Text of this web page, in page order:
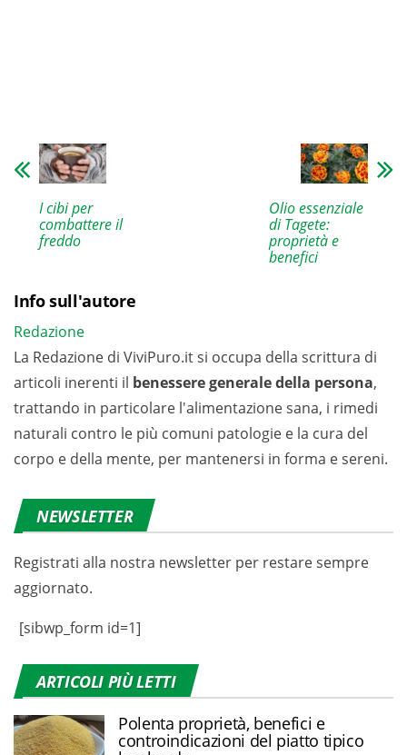
I cibi per
combattere il
freddo
Olio essenziale
di Tagete:
proprietà e
benefici
Info sull'autore
Redazione
La Redazione di ViviPuro.it si occupa della scrittura di
articoli inerenti il benessere generale della persona,
trattando in particolare l'alimentazione sana, i rimedi
naturali contro le più comuni patologie e la cura del
corpo e della mente, per mantenersi in forma e sereni.
NEWSLETTER
Registrati alla nostra newsletter per restare sempre
aggiornato.
[sibwp_form id=1]
ARTICOLI PIÙ LETTI
Polenta proprietà, benefici e
controindicazioni del piatto tipico